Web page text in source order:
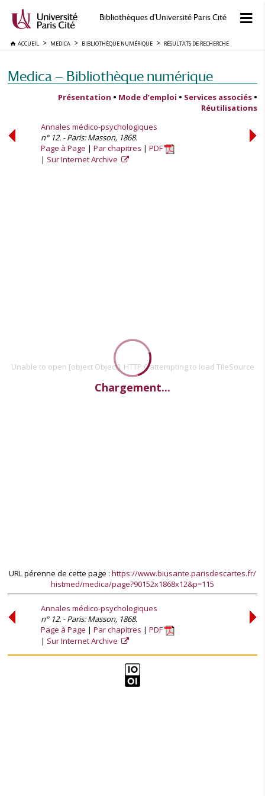
Bibliothèques d'Université Paris Cité
ACCUEIL MEDICA BIBLIOTHÈQUE NUMÉRIQUE RÉSULTATS DE RECHERCHE
Medica — Bibliothèque numérique
Présentation • Mode d’emploi • Services associés •
Réutilisations
Annales médico-psychologiques
n° 12. - Paris: Masson, 1868.
Page à Page
Par chapitres
PDF
Sur Internet Archive
Unable to open [object Object]: HTTP 0 attempting to load TileSource
Chargement...
URL pérenne de cette page : https://www.biusante.parisdescartes.fr/
histmed/medica/page?90152x1868x12&p=115
Annales médico-psychologiques
n° 12. - Paris: Masson, 1868.
Page à Page
Par chapitres
PDF
Sur Internet Archive